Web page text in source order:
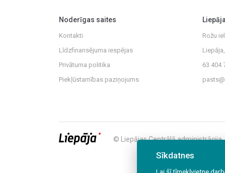
Noderīgas saites
Kontakti
Līdzfinansējuma iespējas
Privātuma politika
Piekļūstamības paziņojums
Rožu
63 404
© Liepājas Centrālā administrācija
Sīkdatnes